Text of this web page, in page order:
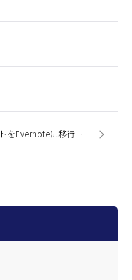
忘れる読書 11 〜KindleハイライトをEvernoteに移行する〜